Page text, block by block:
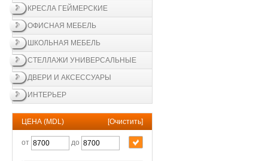
КРЕСЛА ГЕЙМЕРСКИЕ
ОФИСНАЯ МЕБЕЛЬ
ШКОЛЬНАЯ МЕБЕЛЬ
СТЕЛЛАЖИ УНИВЕРСАЛЬНЫЕ
ДВЕРИ И АКСЕССУАРЫ
ИНТЕРЬЕР
ЦЕНА (MDL) [Очистить]
от до